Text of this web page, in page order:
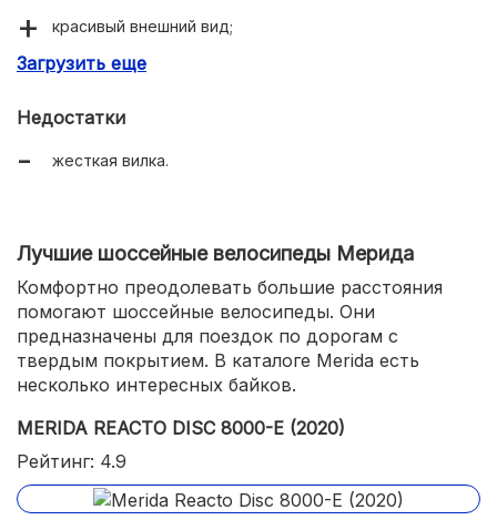
красивый внешний вид;
легкость.
Загрузить еще
Недостатки
жесткая вилка.
Лучшие шоссейные велосипеды Мерида
Комфортно преодолевать большие расстояния
помогают шоссейные велосипеды. Они
предназначены для поездок по дорогам с
твердым покрытием. В каталоге Merida есть
несколько интересных байков.
MERIDA REACTO DISC 8000-E (2020)
Рейтинг: 4.9